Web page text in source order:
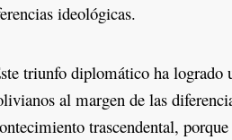
ideológicas.
triunfo diplomático ha logrado
al margen de las
trascendental,